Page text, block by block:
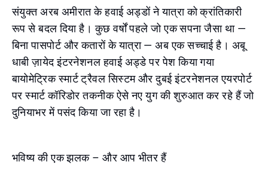
संयुक्त अरब अमीरात के हवाई अड्डों ने यात्रा को क्रांतिकारी
रूप से बदल दिया है। कुछ वर्षों पहले जो एक सपना जैसा था —
बिना पासपोर्ट और कतारों के यात्रा — अब एक सच्चाई है। अबू
धाबी ज़ायेद इंटरनेशनल हवाई अड्डे पर पेश किया गया
बायोमेट्रिक स्मार्ट ट्रैवल सिस्टम और दुबई इंटरनेशनल एयरपोर्ट
पर स्मार्ट कॉरिडोर तकनीक ऐसे नए युग की शुरुआत कर रहे हैं जो
दुनियाभर में पसंद किया जा रहा है।
भविष्य की एक झलक – और आप भीतर हैं